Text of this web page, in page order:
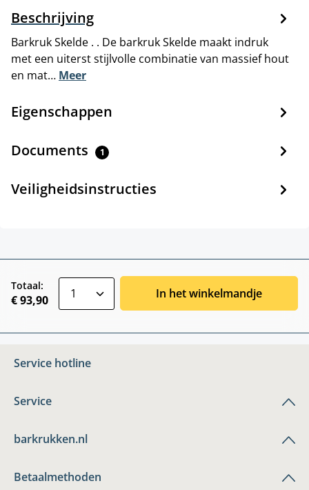
Beschrijving
Barkruk Skelde . . De barkruk Skelde maakt indruk
met een uiterst stijlvolle combinatie van massief hout
en mat… Meer
Eigenschappen
Documents 1
Veiligheidsinstructies
Totaal:
€ 93,90 In het winkelmandje
Service hotline
Service
barkrukken.nl
Betaalmethoden